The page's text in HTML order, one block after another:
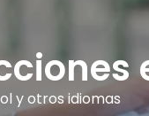
y otros idiomas